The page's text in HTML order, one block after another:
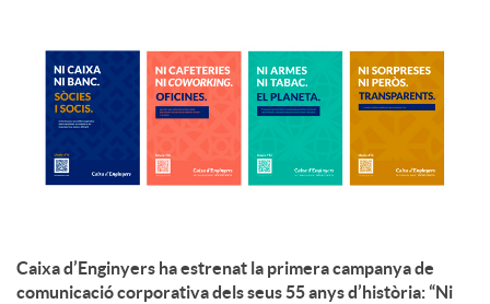
t
Caixa d’Enginyers ha estrenat la primera campanya de
comunicació corporativa dels seus 55 anys d’història: “Ni